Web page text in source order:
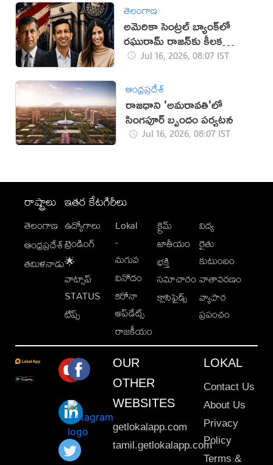
తెలంగాణ
అమెరికా సెంట్రల్ బ్యాంక్‌లో
రఘురామ్ రాజన్‌కు కీలక
బాధ్యతలు
Jul 16, 2026, 08:07 IST
ఆంధ్రప్రదేశ్
రాజధాని 'అమరావతి'లో
సింగపూర్ బృందం పర్యటన
Jul 16, 2026, 08:07 IST
రాష్ట్రాలు
తెలంగాణ
ఆంధ్రప్రదేశ్
తమిళనాడు
ఇతర కేటగిరీలు
ఉద్యోగాలు
ట్రెండింగ్
🌟
వాట్సాప్
STATUS
టిప్స్
Lokal
-
మగువ
వినోదం
కరోనా
అప్‌డేట్స్
రాజకీయం
క్రైమ్
జాతీయం
భక్తి
సమాచారం
క్లాసిఫైడ్స్
విద్య
రైతు
కుటుంబం
వాతావరణం
వ్యాపార
ప్రపంచం
OUR
OTHER
WEBSITES
getlokalapp.com
tamil.getlokalapp.com
LOKAL
Contact Us
About Us
Privacy
Policy
Terms &